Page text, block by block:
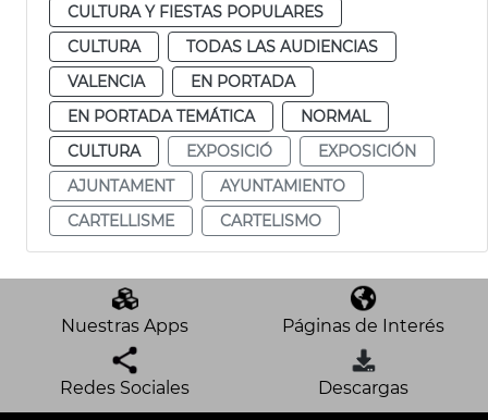
CULTURA Y FIESTAS POPULARES
CULTURA
TODAS LAS AUDIENCIAS
VALENCIA
EN PORTADA
EN PORTADA TEMÁTICA
NORMAL
CULTURA
EXPOSICIÓ
EXPOSICIÓN
AJUNTAMENT
AYUNTAMIENTO
CARTELLISME
CARTELISMO
Nuestras Apps Páginas de Interés
Redes Sociales Descargas